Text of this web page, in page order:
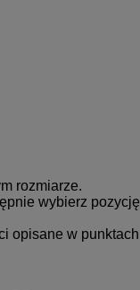
rozmiarze.
wybierz pozycję
opisane w punktach